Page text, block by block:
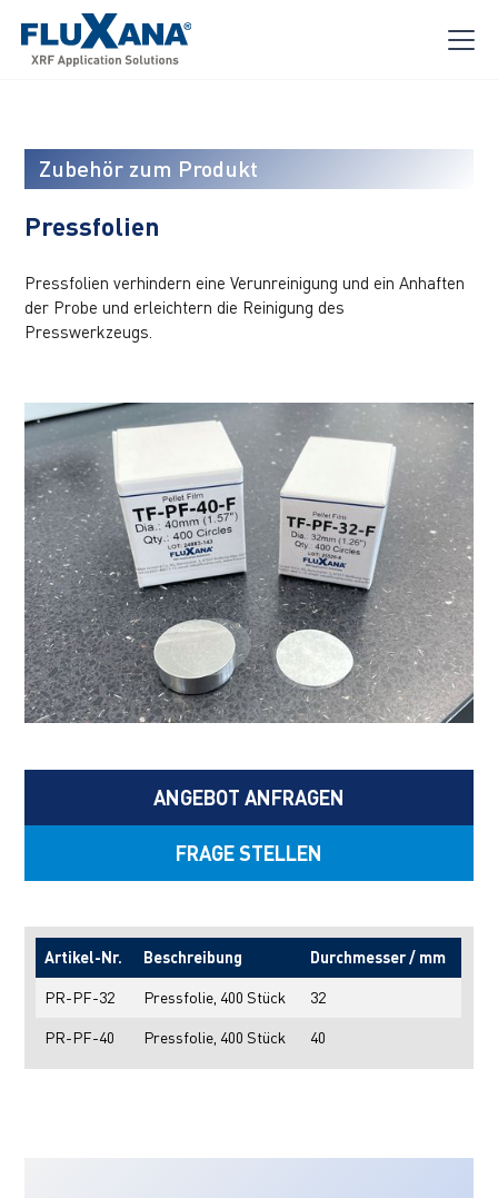
Zubehör zum Produkt
Pressfolien
Pressfolien verhindern eine Verunreinigung und ein Anhaften
der Probe und erleichtern die Reinigung des
Presswerkzeugs.
ANGEBOT ANFRAGEN
FRAGE STELLEN
Artikel-Nr. Beschreibung Durchmesser / mm
PR-PF-32 Pressfolie, 400 Stück 32
PR-PF-40 Pressfolie, 400 Stück 40